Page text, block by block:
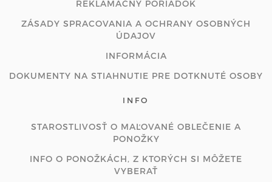
REKLAMAČNÝ PORIADOK
ZÁSADY SPRACOVANIA A OCHRANY OSOBNÝCH
ÚDAJOV
INFORMÁCIA
DOKUMENTY NA STIAHNUTIE PRE DOTKNUTÉ OSOBY
INFO
STAROSTLIVOSŤ O MAĽOVANÉ OBLEČENIE A
PONOŽKY
INFO O PONOŽKÁCH, Z KTORÝCH SI MÔŽETE
VYBERAŤ